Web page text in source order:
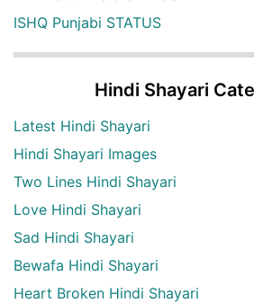
ISHQ Punjabi STATUS
Hindi Shayari
Latest Hindi Shayari
Hindi Shayari Images
Two Lines Hindi Shayari
Love Hindi Shayari
Sad Hindi Shayari
Bewafa Hindi Shayari
Heart Broken Hindi Shayari